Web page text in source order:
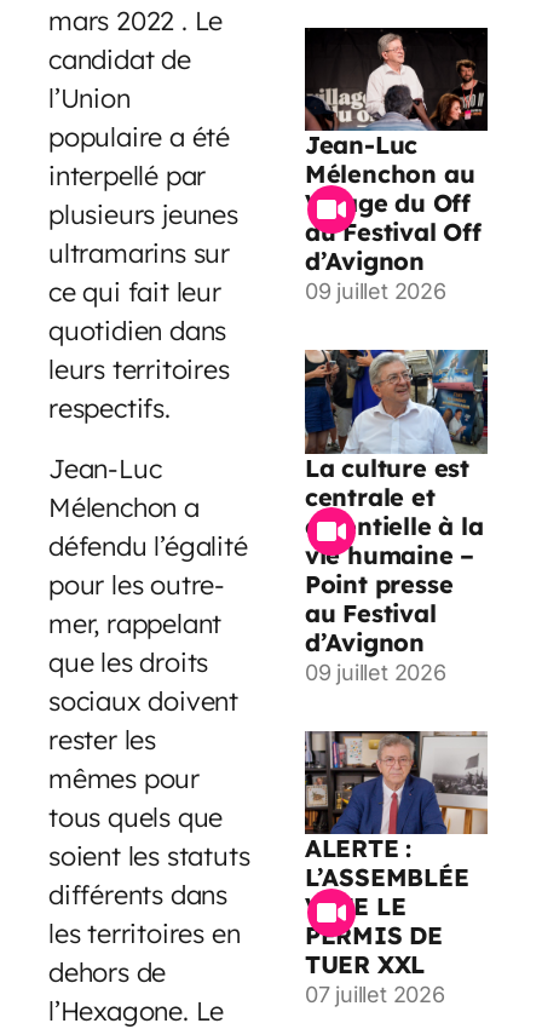
mars 2022 . Le
candidat de
l’Union
populaire a été
interpellé par
plusieurs jeunes
ultramarins sur
ce qui fait leur
quotidien dans
leurs territoires
respectifs.
Jean-Luc
Mélenchon a
défendu l’égalité
pour les outre-
mer, rappelant
que les droits
sociaux doivent
rester les
mêmes pour
tous quels que
soient les statuts
différents dans
les territoires en
dehors de
l’Hexagone. Le
Jean-Luc
Mélenchon au
Village du Off
du Festival Off
d’Avignon
09 juillet 2026
La culture est
centrale et
essentielle à la
vie humaine –
Point presse
au Festival
d’Avignon
09 juillet 2026
ALERTE :
L’ASSEMBLÉE
VOTE LE
PERMIS DE
TUER XXL
07 juillet 2026